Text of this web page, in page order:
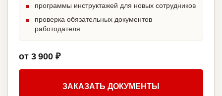
программы инструктажей для новых сотрудников
проверка обязательных документов
работодателя
от 3 900 ₽
ЗАКАЗАТЬ ДОКУМЕНТЫ